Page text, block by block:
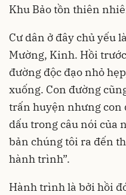
Khu Bảo tồn thiên
Cư dân ở đây chủ yếu
Mường, Kinh. Hồi
đường độc đạo nhỏ
xuống. Con đường
trấn huyện nhưng con
dấu trong câu nói của
bản chúng tôi ra đến
hành trình”.
Hành trình là bởi hồi